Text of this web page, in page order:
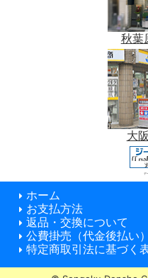
秋葉
大
デ
ホーム
お支払方法
返品・交換について
公費掛売（代金後払い）
特定商取引法に基づく